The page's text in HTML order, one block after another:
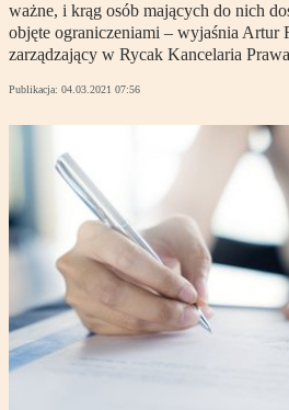
ważne, i krąg osób mających do nich
objęte ograniczeniami – wyjaśnia Artur
zarządzający w Rycak Kancelaria
Publikacja: 04.03.2021 07:56